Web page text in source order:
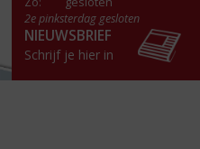
2e pinksterdag gesloten
NIEUWSBRIEF
Schrijf je hier in